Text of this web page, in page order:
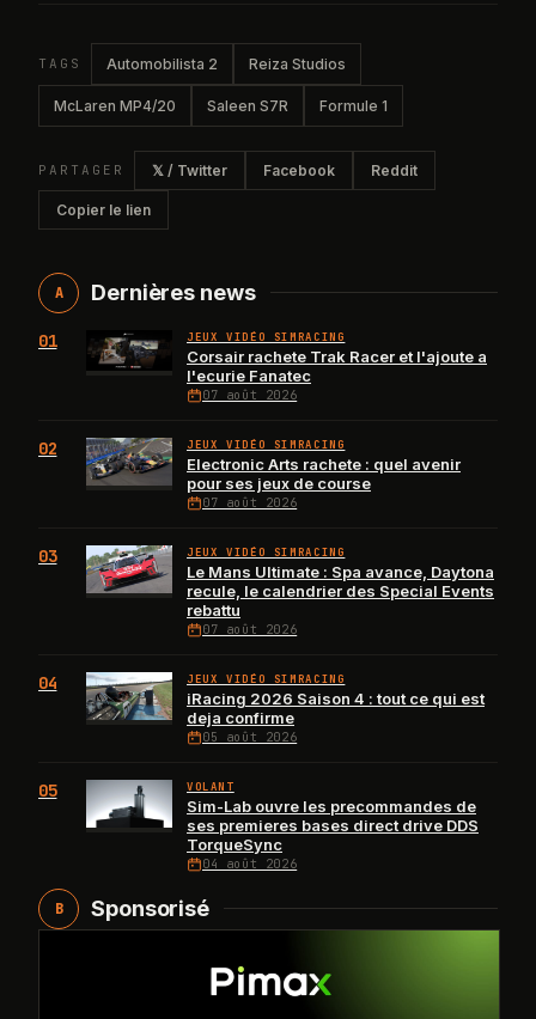
TAGS Automobilista 2 Reiza Studios
McLaren MP4/20 Saleen S7R Formule 1
PARTAGER 𝕏 / Twitter Facebook Reddit
Copier le lien
A Dernières news
01 JEUX VIDÉO SIMRACING
Corsair rachete Trak Racer et l'ajoute a
l'ecurie Fanatec
07 août 2026
02 JEUX VIDÉO SIMRACING
Electronic Arts rachete : quel avenir
pour ses jeux de course
07 août 2026
03 JEUX VIDÉO SIMRACING
Le Mans Ultimate : Spa avance, Daytona
recule, le calendrier des Special Events
rebattu
07 août 2026
04 JEUX VIDÉO SIMRACING
iRacing 2026 Saison 4 : tout ce qui est
deja confirme
05 août 2026
05 VOLANT
Sim-Lab ouvre les precommandes de
ses premieres bases direct drive DDS
TorqueSync
04 août 2026
B Sponsorisé